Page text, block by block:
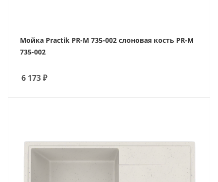
Мойка Practik PR-M 735-002 слоновая кость PR-M
735-002
6 173₽